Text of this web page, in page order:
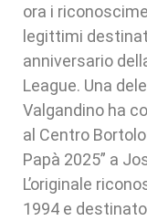
ora i
legittimi
anniversario
League. Una
Valgandino ha
al Centro
Papà 2025” a
L’originale
1994 e